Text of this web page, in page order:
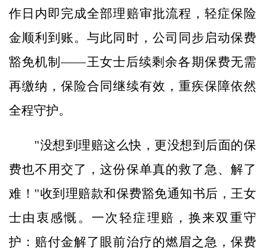
作日内即完成全部理赔审批流程，轻症保险
金顺利到账。与此同时，公司同步启动保费
豁免机制——王女士后续剩余各期保费无需
再缴纳，保险合同继续有效，重疾保障依然
全程守护。
"没想到理赔这么快，更没想到后面的保
费也不用交了，这份保单真的救了急、解了
难！"收到理赔款和保费豁免通知书后，王女
士由衷感慨。一次轻症理赔，换来双重守
护：赔付金解了眼前治疗的燃眉之急，保费